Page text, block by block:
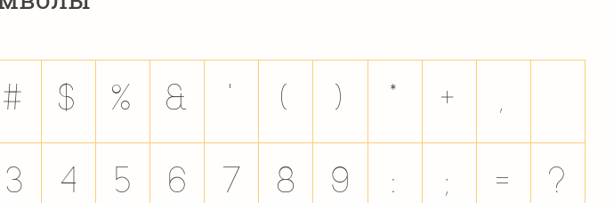
# $ % & ( ) * + ,
3 4 5 6 7 8 9 : ; = ?